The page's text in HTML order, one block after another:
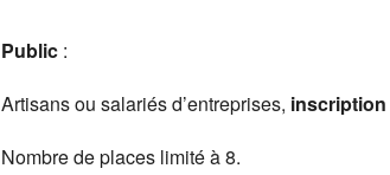
Public :
Artisans ou salariés d’entreprises, inscription
Nombre de places limité à 8.